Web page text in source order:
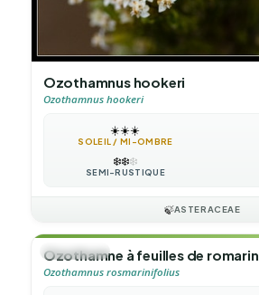
Ozothamnus hookeri
Ozothamnus hookeri
☀️☀️☀️
SOLEIL / MI-OMBRE
❄️❄️❄️
SEMI-RUSTIQUE
🍃ASTERACEAE
🌲ARBUSTE
Ozothamne à feuilles de romarin
Ozothamnus rosmarinifolius